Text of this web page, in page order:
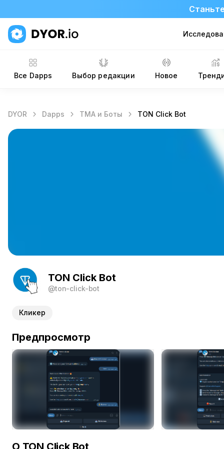
Все Dapps Выбор редакции Новое
DYOR Dapps TMA и Боты TON Click Bot
TON Click Bot
@ton-click-bot
Кликер
Предпросмотр
О TON Click Bot